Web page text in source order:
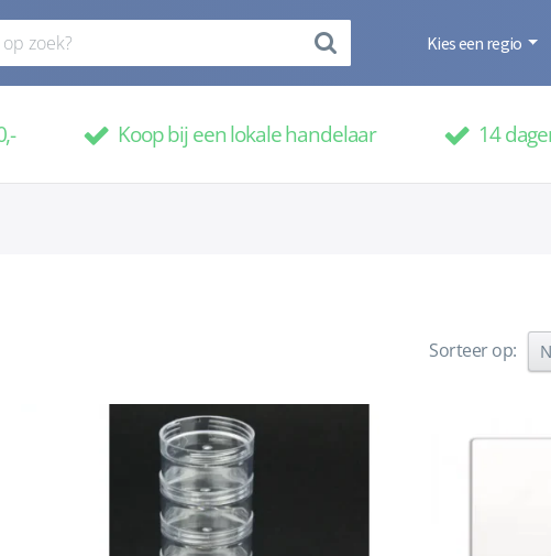
Kies een regio
Koop bij een lokale handelaar 14
Sorteer op: